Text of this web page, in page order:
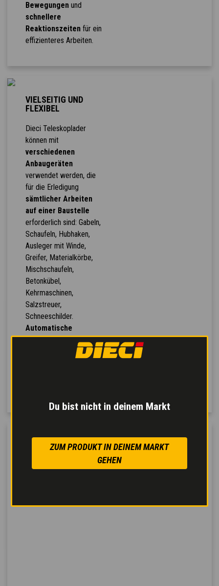
Du bist nicht in deinem Markt
ZUM PRODUKT IN DEINEM MARKT
GEHEN
Bewegungenund
schnellere
Reaktionszeitenfür ein
effizienteres Arbeiten.
VIELSEITIG UND
FLEXIBEL
Dieci Teleskoplader
können mit
verschiedenen
Anbaugeräten
verwendet werden, die
für die Erledigung
sämtlicher Arbeiten
auf einer Baustelle
erforderlich sind: Gabeln,
Schaufeln, Hubhaken,
Ausleger mit Winde,
Greifer, Materialkörbe,
Mischschaufeln,
Betonkübel,
Kehrmaschinen,
Salzstreuer,
Schneeschilder.
Automatische
Geräteerkennung: die
Maschine erkennt das